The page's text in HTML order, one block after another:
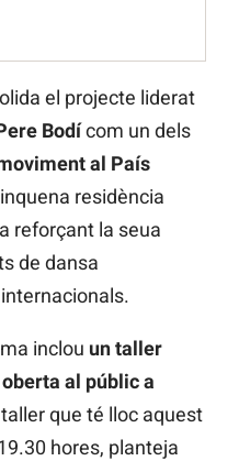
el projecte liderat
Bodícom un dels
al País
residència
reforçant la seua
de dansa
inclou un taller
al públic a
que té lloc aquest
hores, planteja